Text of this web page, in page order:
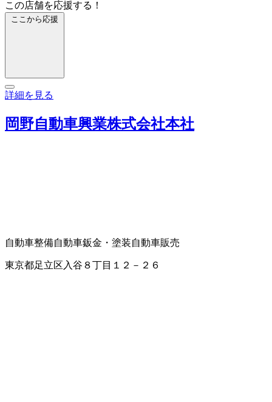
この店舗を応援する！
ここから応援
詳細を見る
岡野自動車興業株式会社本社
自動車整備自動車鈑金・塗装自動車販売
東京都足立区入谷８丁目１２－２６